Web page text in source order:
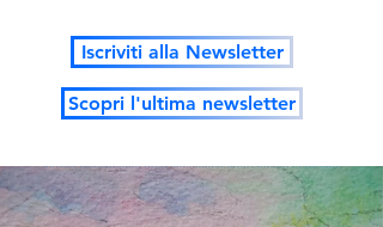
Iscriviti alla Newsletter
Scopri l'ultima newsletter